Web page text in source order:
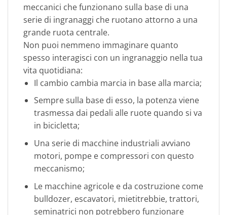
meccanici che funzionano sulla base di una
serie di ingranaggi che ruotano attorno a una
grande ruota centrale.
Non puoi nemmeno immaginare quanto
spesso interagisci con un ingranaggio nella tua
vita quotidiana:
Il cambio cambia marcia in base alla marcia;
Sempre sulla base di esso, la potenza viene
trasmessa dai pedali alle ruote quando si va
in bicicletta;
Una serie di macchine industriali avviano
motori, pompe e compressori con questo
meccanismo;
Le macchine agricole e da costruzione come
bulldozer, escavatori, mietitrebbie, trattori,
seminatrici non potrebbero funzionare